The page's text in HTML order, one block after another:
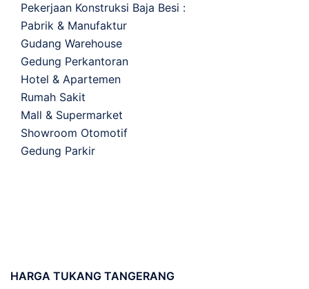
Pekerjaan Konstruksi Baja Besi :
Pabrik & Manufaktur
Gudang Warehouse
Gedung Perkantoran
Hotel & Apartemen
Rumah Sakit
Mall & Supermarket
Showroom Otomotif
Gedung Parkir
HARGA TUKANG TANGERANG